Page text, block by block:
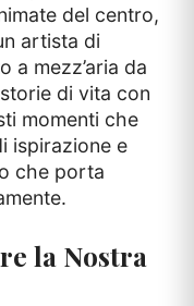
del centro,
artista di
a mezz’aria da
di vita con
momenti che
ispirazione e
che porta
la Nostra